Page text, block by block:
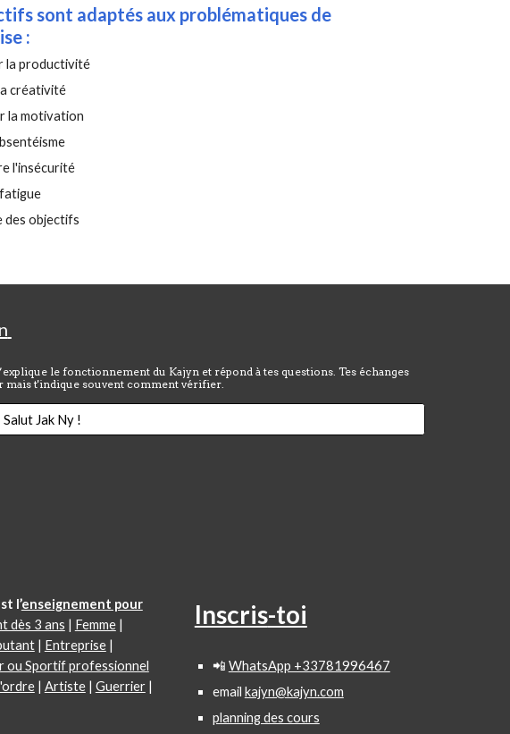
sont adaptés aux problématiques de
:
la productivité
créativité
la motivation
l'insécurité
des objectifs
le fonctionnement du Kajyn et répond à tes questions. Tes échanges
mais t'indique souvent comment vérifier.
Salut Jak Ny !
l’enseignement pour
dès 3 ans | Femme|
| Entreprise|
ou Sportif professionnel
| Artiste| Guerrier|
Inscris-toi
📲 WhatsApp +33781996467
email kajyn@kajyn.com
planning des cours